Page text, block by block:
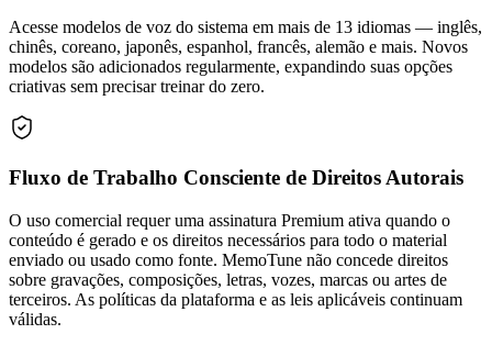
Acesse modelos de voz do sistema em mais de 13 idiomas — inglês,
chinês, coreano, japonês, espanhol, francês, alemão e mais. Novos
modelos são adicionados regularmente, expandindo suas opções
criativas sem precisar treinar do zero.
Fluxo de Trabalho Consciente de Direitos Autorais
O uso comercial requer uma assinatura Premium ativa quando o
conteúdo é gerado e os direitos necessários para todo o material
enviado ou usado como fonte. MemoTune não concede direitos
sobre gravações, composições, letras, vozes, marcas ou artes de
terceiros. As políticas da plataforma e as leis aplicáveis continuam
válidas.